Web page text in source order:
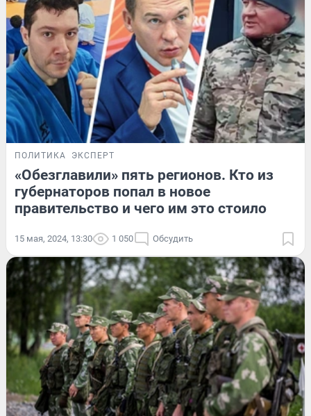
ПОЛИТИКА ЭКСПЕРТ
«Обезглавили» пять регионов. Кто из
губернаторов попал в новое
правительство и чего им это стоило
15 мая, 2024, 13:30 1 050 Обсудить